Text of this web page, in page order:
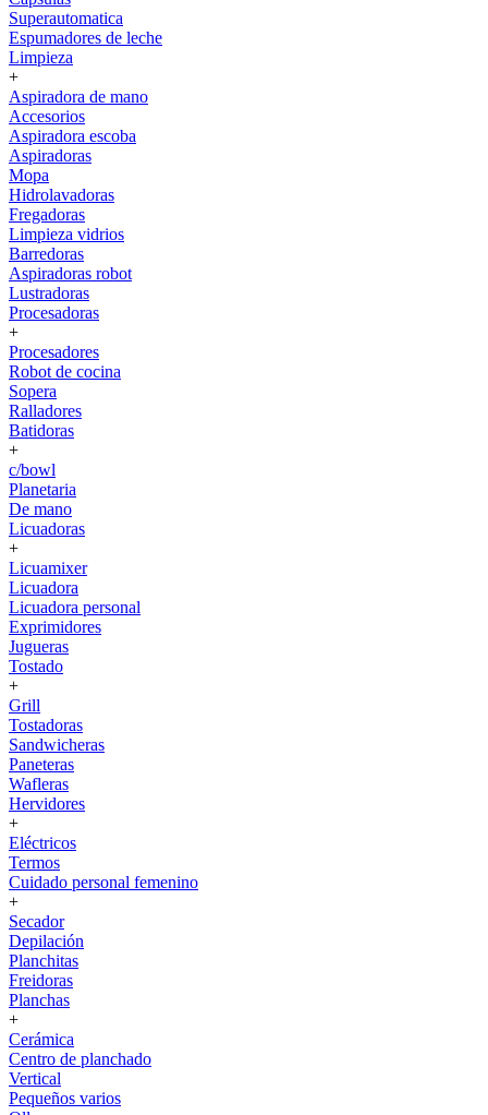
Superautomatica
Espumadores de leche
Limpieza
+
Aspiradora de mano
Accesorios
Aspiradora escoba
Aspiradoras
Mopa
Hidrolavadoras
Fregadoras
Limpieza vidrios
Barredoras
Aspiradoras robot
Lustradoras
Procesadoras
+
Procesadores
Robot de cocina
Sopera
Ralladores
Batidoras
+
c/bowl
Planetaria
De mano
Licuadoras
+
Licuamixer
Licuadora
Licuadora personal
Exprimidores
Jugueras
Tostado
+
Grill
Tostadoras
Sandwicheras
Paneteras
Wafleras
Hervidores
+
Eléctricos
Termos
Cuidado personal femenino
+
Secador
Depilación
Planchitas
Freidoras
Planchas
+
Cerámica
Centro de planchado
Vertical
Pequeños varios